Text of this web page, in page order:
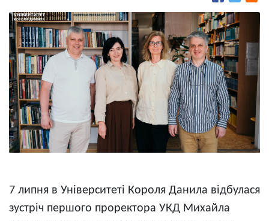
7 липня в Університеті Короля Данила відбулася
зустріч першого проректора УКД Михайла